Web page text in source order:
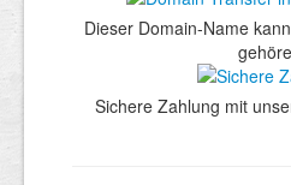
Dieser Domain-Name
Sichere Zahlung mit